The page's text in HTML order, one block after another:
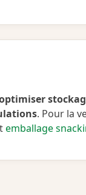
. Pour la
emballage